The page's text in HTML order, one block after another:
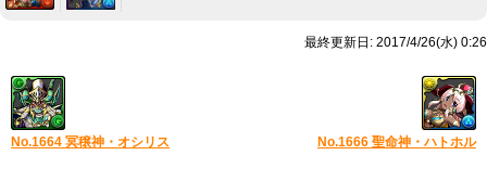
最終更新日: 2017/4/26(水) 0:26
No.1664 冥穣神・オシリス No.1666 聖命神・ハトホル